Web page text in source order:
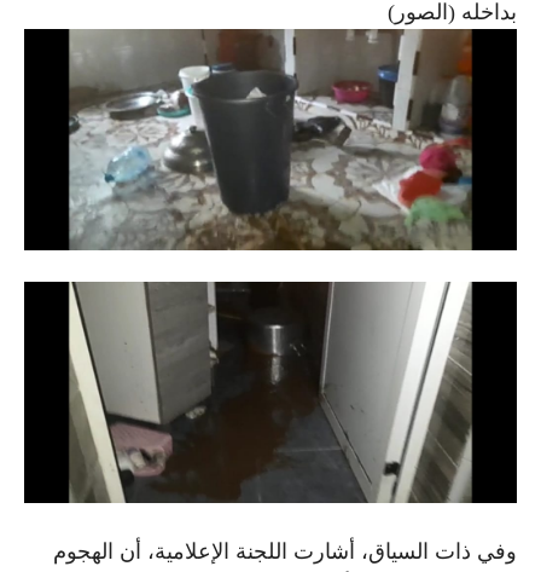
بداخله (الصور)
وفي ذات السياق، أشارت اللجنة الإعلامية، أن الهجوم